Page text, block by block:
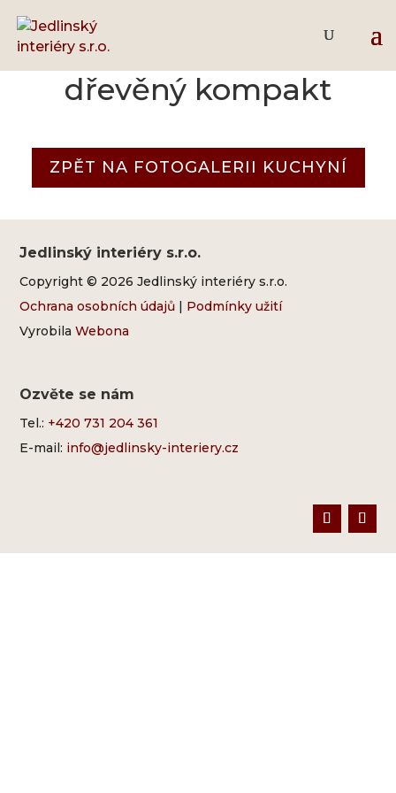
Supermat antracit –
dřevěný kompakt
ZPĚT NA FOTOGALERII KUCHYNÍ
Jedlinský interiéry s.r.o.
Copyright © 2026 Jedlinský interiéry s.r.o.
Ochrana osobních údajů | Podmínky užití
VyrobilaWebona
Ozvěte se nám
Tel.: +420 731 204 361
E-mail: info@jedlinsky-interiery.cz